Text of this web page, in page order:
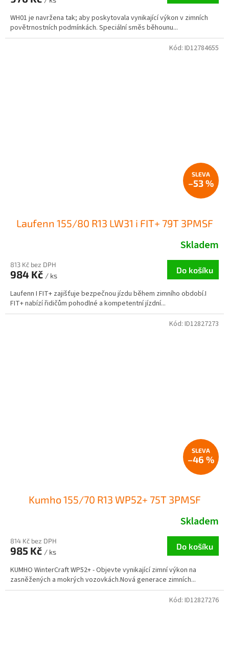
WH01 je navržena tak; aby poskytovala vynikající výkon v zimních
povětrnostních podmínkách. Speciální směs běhounu...
–53 %
Laufenn 155/80 R13 LW31 i FIT+ 79T 3PMSF
Skladem
813 Kč bez DPH
984 Kč / ks
Do košíku
Laufenn I FIT+ zajišťuje bezpečnou jízdu během zimního období.I
FIT+ nabízí řidičům pohodlné a kompetentní jízdní...
Kód: ID12784655
–46 %
Kumho 155/70 R13 WP52+ 75T 3PMSF
Skladem
814 Kč bez DPH
985 Kč / ks
Do košíku
KUMHO WinterCraft WP52+ - Objevte vynikající zimní výkon na
zasněžených a mokrých vozovkách.Nová generace zimních...
Kód: ID12827273
Kód: ID12827276